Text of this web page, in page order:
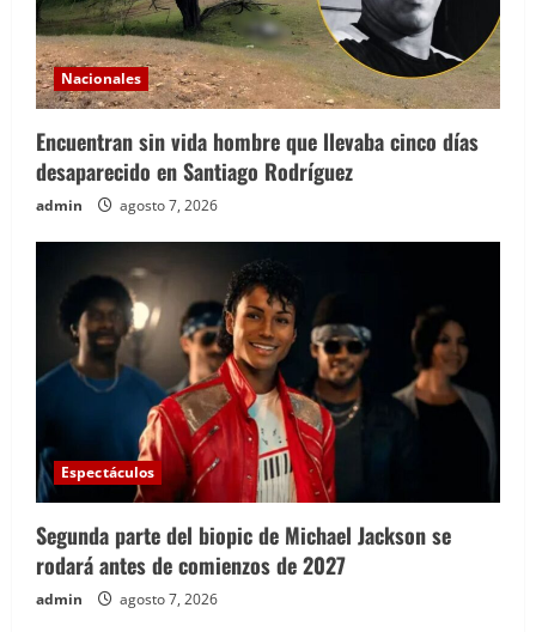
Nacionales
Encuentran sin vida hombre que llevaba cinco días
desaparecido en Santiago Rodríguez
admin agosto 7, 2026
Espectáculos
Segunda parte del biopic de Michael Jackson se
rodará antes de comienzos de 2027
admin agosto 7, 2026